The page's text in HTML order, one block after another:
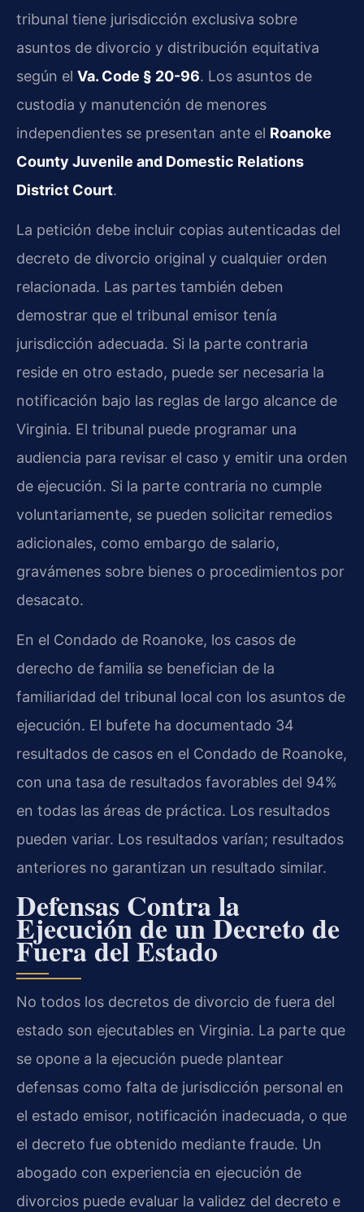
tribunal tiene jurisdicción exclusiva sobre
asuntos de divorcio y distribución equitativa
según el Va. Code § 20-96. Los asuntos de
custodia y manutención de menores
independientes se presentan ante el Roanoke
County Juvenile and Domestic Relations
District Court.
La petición debe incluir copias autenticadas del
decreto de divorcio original y cualquier orden
relacionada. Las partes también deben
demostrar que el tribunal emisor tenía
jurisdicción adecuada. Si la parte contraria
reside en otro estado, puede ser necesaria la
notificación bajo las reglas de largo alcance de
Virginia. El tribunal puede programar una
audiencia para revisar el caso y emitir una orden
de ejecución. Si la parte contraria no cumple
voluntariamente, se pueden solicitar remedios
adicionales, como embargo de salario,
gravámenes sobre bienes o procedimientos por
desacato.
En el Condado de Roanoke, los casos de
derecho de familia se benefician de la
familiaridad del tribunal local con los asuntos de
ejecución. El bufete ha documentado 34
resultados de casos en el Condado de Roanoke,
con una tasa de resultados favorables del 94%
en todas las áreas de práctica. Los resultados
pueden variar. Los resultados varían; resultados
anteriores no garantizan un resultado similar.
Defensas Contra la
Ejecución de un Decreto de
Fuera del Estado
No todos los decretos de divorcio de fuera del
estado son ejecutables en Virginia. La parte que
se opone a la ejecución puede plantear
defensas como falta de jurisdicción personal en
el estado emisor, notificación inadecuada, o que
el decreto fue obtenido mediante fraude. Un
abogado con experiencia en ejecución de
divorcios puede evaluar la validez del decreto e